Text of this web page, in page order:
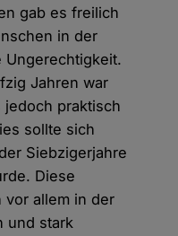
gab es freilich
in der
Ungerechtigkeit.
Jahren war
jedoch praktisch
sollte sich
Siebzigerjahre
Diese
vor allem in der
und stark